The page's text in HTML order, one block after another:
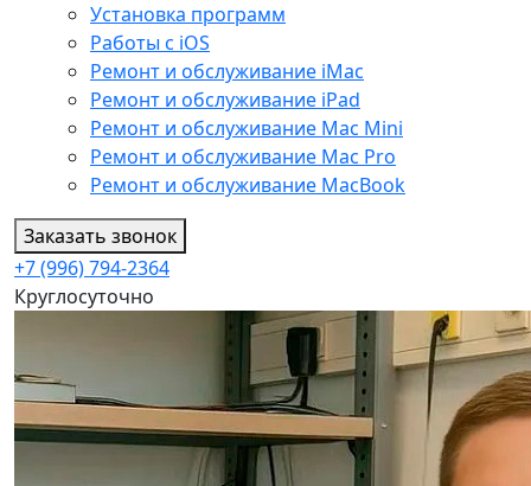
Установка программ
Работы с iOS
Ремонт и обслуживание iMac
Ремонт и обслуживание iPad
Ремонт и обслуживание Mac Mini
Ремонт и обслуживание Mac Pro
Ремонт и обслуживание MacBook
Заказать звонок
+7 (996) 794-2364
Круглосуточно